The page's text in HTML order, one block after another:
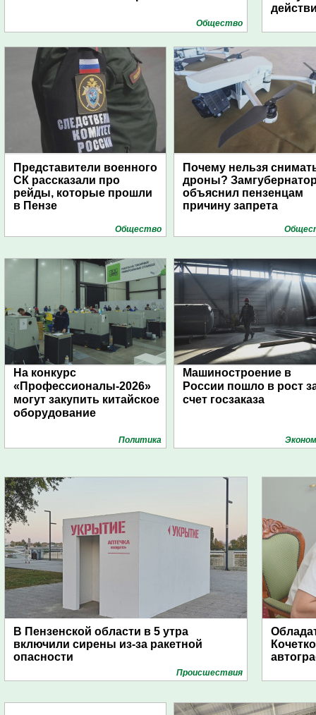
Общество
Представители военного
СК рассказали про
рейды, которые прошли
в Пензе
Общество
Почему нельзя
дроны?
объяснил пензенцам
причину запрета
На конкурс
«Профессионалы-2026»
могут закупить китайское
оборудование
Политика
Машиностроение в
России пошло в рост
счет госзаказа
В Пензенской области в 5 утра
включили сирены из-за ракетной
опасности
Проиcшествия